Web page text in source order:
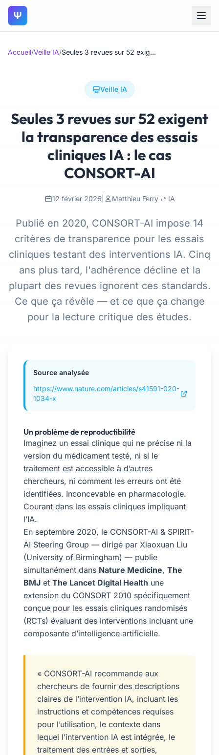
Ψ
Accueil/Veille IA/ Seules 3 revues sur 52 exigent la transparence des essais cliniques IA : le cas CONSORT-AI
Veille IA
Seules 3 revues sur 52 exigent
la transparence des essais
cliniques IA : le cas
CONSORT-AI
12 février 2026 Matthieu Ferry ⇄ IA
Publié en 2020, CONSORT-AI impose 14
critères de transparence pour les essais
cliniques testant des interventions IA. Cinq
ans plus tard, l'adhérence décline et la
plupart des revues ignorent ces standards.
Ce que ça révèle — et ce que ça change
pour la lecture critique des études.
Source analysée
https://www.nature.com/articles/s41591-020-
1034-x
Un problème de reproductibilité
Imaginez un essai clinique qui ne précise ni la
version du médicament testé, ni si le
traitement est accessible à d’autres
chercheurs, ni comment les erreurs ont été
identifiées. Inconcevable en pharmacologie.
Courant dans les essais cliniques impliquant
l’IA.
En septembre 2020, le CONSORT-AI & SPIRIT-
AI Steering Group — dirigé par Xiaoxuan Liu
(University of Birmingham) — publie
simultanément dans Nature Medicine, The
BMJ et The Lancet Digital Health une
extension du CONSORT 2010 spécifiquement
conçue pour les essais cliniques randomisés
(RCTs) évaluant des interventions incluant une
composante d’intelligence artificielle.
« CONSORT-AI recommande aux
chercheurs de fournir des descriptions
claires de l’intervention IA, incluant les
instructions et compétences requises
pour l’utilisation, le contexte dans
lequel l’intervention IA est intégrée, le
traitement des entrées et sorties,